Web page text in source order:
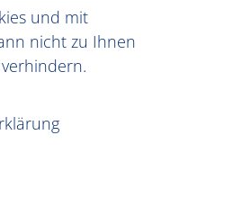
und mit
nicht zu Ihnen